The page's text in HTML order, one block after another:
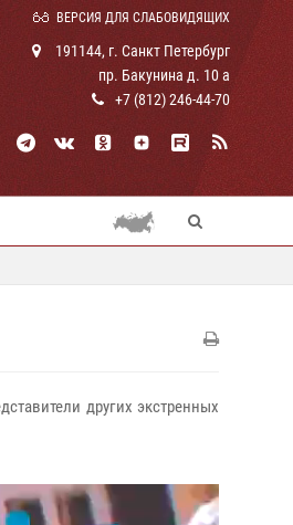
ВЕРСИЯ ДЛЯ СЛАБОВИДЯЩИХ
191144, г. Санкт Петербург
пр. Бакунина д. 10 а
+7 (812) 246-44-70
других экстренных